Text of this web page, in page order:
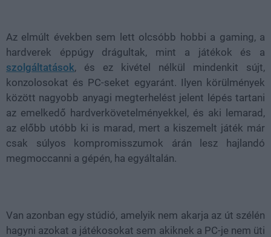
Az elmúlt években sem lett olcsóbb hobbi a gaming, a
hardverek éppúgy drágultak, mint a játékok és a
szolgáltatások, és ez kivétel nélkül mindenkit sújt,
konzolosokat és PC-seket egyaránt. Ilyen körülmények
között nagyobb anyagi megterhelést jelent lépés tartani
az emelkedő hardverkövetelményekkel, és aki lemarad,
az előbb utóbb ki is marad, mert a kiszemelt játék már
csak súlyos kompromisszumok árán lesz hajlandó
megmoccanni a gépén, ha egyáltalán.
Van azonban egy stúdió, amelyik nem akarja az út szélén
hagyni azokat a játékosokat sem akiknek a PC-je nem üti